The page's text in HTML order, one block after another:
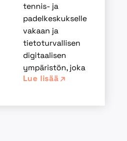
tennis- ja
padelkeskukselle
vakaan ja
tietoturvallisen
digitaalisen
ympäristön, joka
Lue lisää